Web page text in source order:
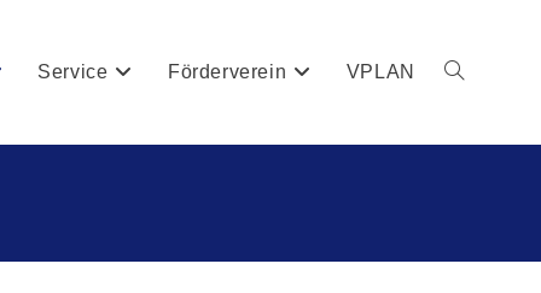
Service Förderverein VPLAN